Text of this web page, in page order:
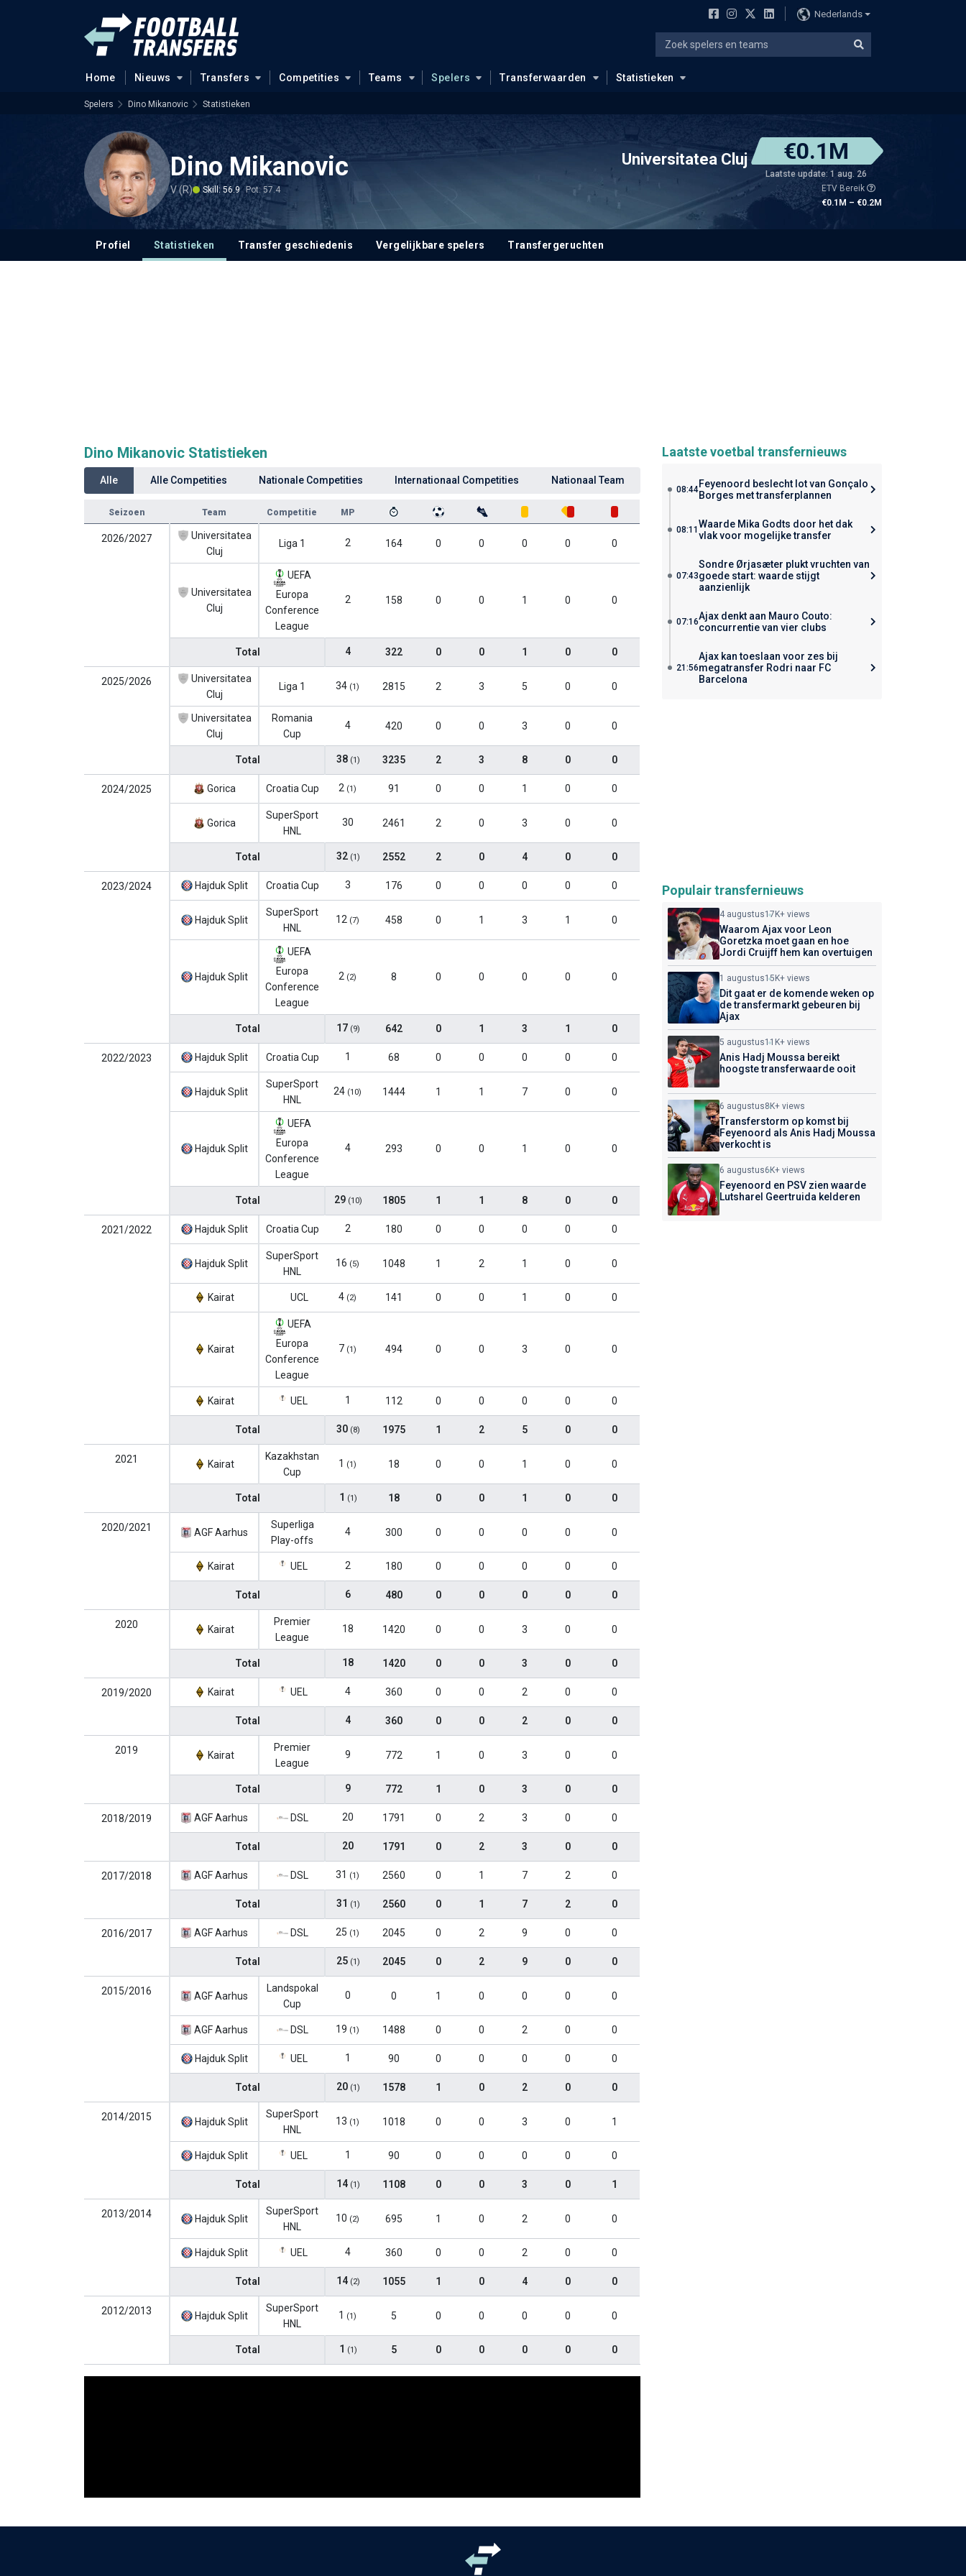
Nederlands
Home Nieuws Transfers Competities Teams Spelers Transferwaarden Statistieken
Spelers Dino Mikanovic Statistieken
Dino Mikanovic
V (R) Skill: 56.9 Pot: 57.4
Universitatea Cluj €0.1M
Laatste update: 1 aug. 26
ETV Bereik
€0.1M – €0.2M
Profiel Statistieken Transfer geschiedenis Vergelijkbare spelers Transfergeruchten
Dino Mikanovic Statistieken
Alle Alle Competities Nationale Competities Internationaal Competities Nationaal Team
Seizoen Team Competitie MP
2026/2027
Universitatea
Cluj
Liga 1 2 164 0 0 0 0 0
Universitatea
Cluj
UEFA
Europa
Conference
League
2 158 0 0 1 0 0
Total 4 322 0 0 1 0 0
2025/2026
Universitatea
Cluj
Liga 1 34 (1) 2815 2 3 5 0 0
Universitatea
Cluj
Romania
Cup
4 420 0 0 3 0 0
Total 38 (1) 3235 2 3 8 0 0
2024/2025 Gorica Croatia Cup 2 (1) 91 0 0 1 0 0
Gorica
SuperSport
HNL
30 2461 2 0 3 0 0
Total 32 (1) 2552 2 0 4 0 0
2023/2024 Hajduk Split Croatia Cup 3 176 0 0 0 0 0
Hajduk Split
SuperSport
HNL
12 (7) 458 0 1 3 1 0
Hajduk Split
UEFA
Europa
Conference
League
2 (2) 8 0 0 0 0 0
Total 17 (9) 642 0 1 3 1 0
2022/2023 Hajduk Split Croatia Cup 1 68 0 0 0 0 0
Hajduk Split
SuperSport
HNL
24 (10) 1444 1 1 7 0 0
Hajduk Split
UEFA
Europa
Conference
League
4 293 0 0 1 0 0
Total 29 (10) 1805 1 1 8 0 0
2021/2022 Hajduk Split Croatia Cup 2 180 0 0 0 0 0
Hajduk Split
SuperSport
HNL
16 (5) 1048 1 2 1 0 0
Kairat UCL 4 (2) 141 0 0 1 0 0
Kairat
UEFA
Europa
Conference
League
7 (1) 494 0 0 3 0 0
Kairat UEL 1 112 0 0 0 0 0
Total 30 (8) 1975 1 2 5 0 0
2021 Kairat
Kazakhstan
Cup
1 (1) 18 0 0 1 0 0
Total 1 (1) 18 0 0 1 0 0
2020/2021 AGF Aarhus
Superliga
Play-offs
4 300 0 0 0 0 0
Kairat UEL 2 180 0 0 0 0 0
Total 6 480 0 0 0 0 0
2020 Kairat
Premier
League
18 1420 0 0 3 0 0
Total 18 1420 0 0 3 0 0
2019/2020 Kairat UEL 4 360 0 0 2 0 0
Total 4 360 0 0 2 0 0
2019 Kairat
Premier
League
9 772 1 0 3 0 0
Total 9 772 1 0 3 0 0
2018/2019 AGF Aarhus DSL 20 1791 0 2 3 0 0
Total 20 1791 0 2 3 0 0
2017/2018 AGF Aarhus DSL 31 (1) 2560 0 1 7 2 0
Total 31 (1) 2560 0 1 7 2 0
2016/2017 AGF Aarhus DSL 25 (1) 2045 0 2 9 0 0
Total 25 (1) 2045 0 2 9 0 0
2015/2016 AGF Aarhus
Landspokal
Cup
0 0 1 0 0 0 0
AGF Aarhus DSL 19 (1) 1488 0 0 2 0 0
Hajduk Split UEL 1 90 0 0 0 0 0
Total 20 (1) 1578 1 0 2 0 0
2014/2015 Hajduk Split
SuperSport
HNL
13 (1) 1018 0 0 3 0 1
Hajduk Split UEL 1 90 0 0 0 0 0
Total 14 (1) 1108 0 0 3 0 1
2013/2014 Hajduk Split
SuperSport
HNL
10 (2) 695 1 0 2 0 0
Hajduk Split UEL 4 360 0 0 2 0 0
Total 14 (2) 1055 1 0 4 0 0
2012/2013 Hajduk Split
SuperSport
HNL
1 (1) 5 0 0 0 0 0
Total 1 (1) 5 0 0 0 0 0
Laatste voetbal transfernieuws
08:44Feyenoord beslecht lot van Gonçalo
Borges met transferplannen
08:11 Waarde Mika Godts door het dak
vlak voor mogelijke transfer
07:43
Sondre Ørjasæter plukt vruchten van
goede start: waarde stijgt
aanzienlijk
07:16Ajax denkt aan Mauro Couto:
concurrentie van vier clubs
21:56
Ajax kan toeslaan voor zes bij
megatransfer Rodri naar FC
Barcelona
Populair transfernieuws
4 augustus17K+ views
Waarom Ajax voor Leon
Goretzka moet gaan en hoe
Jordi Cruijff hem kan overtuigen
1 augustus15K+ views
Dit gaat er de komende weken op
de transfermarkt gebeuren bij
Ajax
5 augustus11K+ views
Anis Hadj Moussa bereikt
hoogste transferwaarde ooit
6 augustus8K+ views
Transferstorm op komst bij
Feyenoord als Anis Hadj Moussa
verkocht is
6 augustus6K+ views
Feyenoord en PSV zien waarde
Lutsharel Geertruida kelderen